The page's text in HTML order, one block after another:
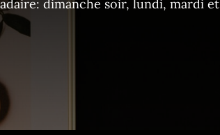
dimanche soir, lundi, mardi et